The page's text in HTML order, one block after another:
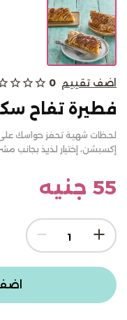
من نحن
المدونات
أتصل بنا
تسجيل الدخول
English
اضف تقييم 0
star_outline
star_outline
star_outline
فطيرة تفاح
لحظات شهية تحفز حواسك على
إكسبشن، إختيار لذيذ بجانب
55 جنيه